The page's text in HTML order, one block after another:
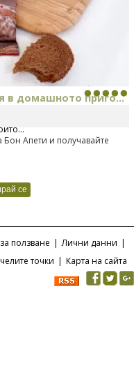
в домашното приго...
на изцяло нов
Апети и получавайте
ползване | Лични данни |
точки | Карта на сайта